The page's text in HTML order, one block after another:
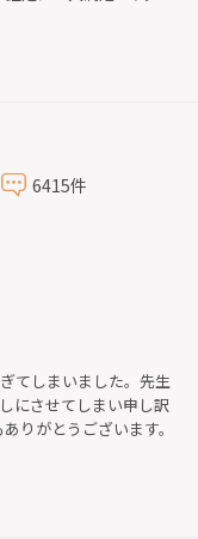
6415件
てしまいました。先生
にさせてしまい申し訳
りがとうございます。